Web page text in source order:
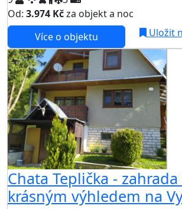
Od: 3.974 Kčza objekt a noc
Více o objektu Uložit
Chata Teplička -
krásným výhledem na